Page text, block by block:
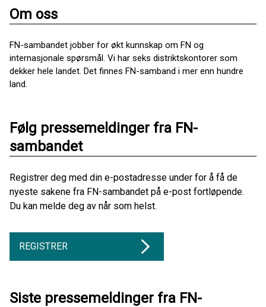
Om oss
FN-sambandet jobber for økt kunnskap om FN og
internasjonale spørsmål. Vi har seks distriktskontorer som
dekker hele landet. Det finnes FN-samband i mer enn hundre
land.
Følg pressemeldinger fra FN-
sambandet
Registrer deg med din e-postadresse under for å få de
nyeste sakene fra FN-sambandet på e-post fortløpende.
Du kan melde deg av når som helst.
REGISTRER
Siste pressemeldinger fra FN-